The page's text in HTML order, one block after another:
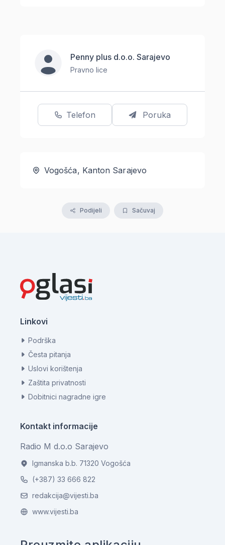
Penny plus d.o.o. Sarajevo
Pravno lice
Telefon Poruka
Vogošća, Kanton Sarajevo
Podijeli Sačuvaj
Linkovi
Podrška
Česta pitanja
Uslovi korištenja
Zaštita privatnosti
Dobitnici nagradne igre
Kontakt informacije
Radio M d.o.o Sarajevo
Igmanska b.b. 71320 Vogošća
(+387) 33 666 822
redakcija@vijesti.ba
www.vijesti.ba